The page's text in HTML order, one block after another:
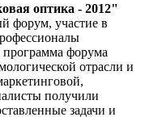
оптика - 2012"
форум, участие в
программа форума
отрасли и
получили
задачи и